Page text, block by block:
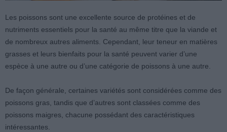
Les poissons sont une excellente source de protéines et de
nutriments essentiels pour la santé au même titre que la viande et
de nombreux autres aliments. Cependant, leur teneur en matières
grasses et leurs bienfaits pour la santé peuvent varier d’une
espèce à une autre ou d’une catégorie de poissons à une autre.
De façon générale, certaines variétés sont considérées comme des
poissons gras, tandis que d’autres sont classées comme des
poissons maigres, chacune possédant des caractéristiques
intéressantes.